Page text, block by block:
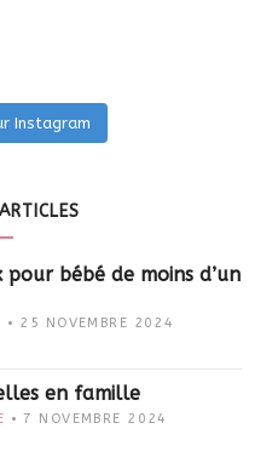
Instagram
pour bébé de moins d’un
25 NOVEMBRE 2024
en famille
7 NOVEMBRE 2024